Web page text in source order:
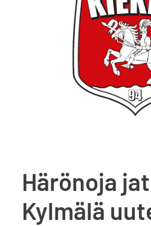
Ajankohtaista
Härönoja
Kylmälä